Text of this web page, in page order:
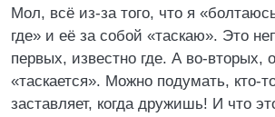
Мол, всё из-за того, что я
где» и её за собой «таскаю». Это
первых, известно где. А во-вторых,
«таскается». Можно подумать, кто-
заставляет, когда дружишь! И что